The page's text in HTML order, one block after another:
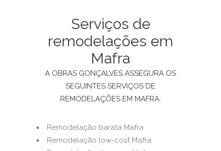
Serviços de
remodelações em
Mafra
A OBRAS GONÇALVES ASSEGURA OS
SEGUINTES SERVIÇOS DE
REMODELAÇÕES EM MAFRA:
Remodelação barata Mafra
Remodelação low-cost Mafra